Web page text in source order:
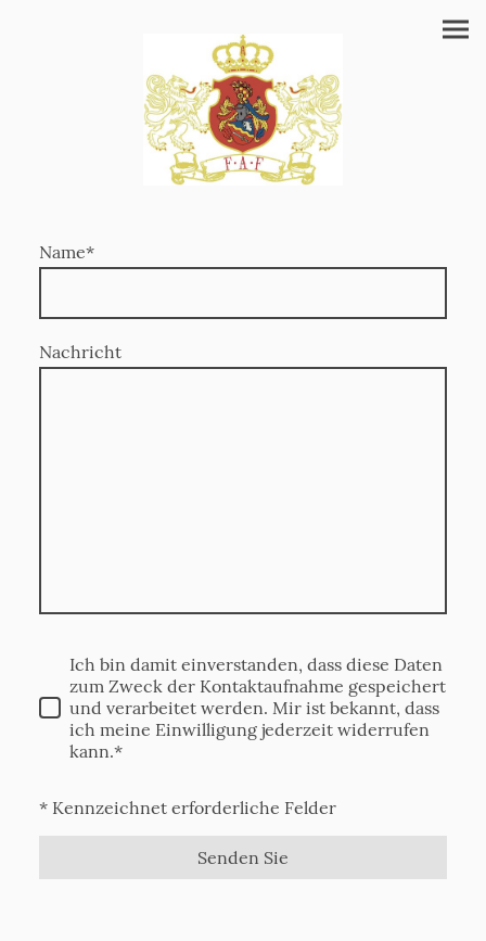
Name*
Nachricht
Ich bin damit einverstanden, dass diese Daten
zum Zweck der Kontaktaufnahme gespeichert
und verarbeitet werden. Mir ist bekannt, dass
ich meine Einwilligung jederzeit widerrufen
kann.*
* Kennzeichnet erforderliche Felder
Senden Sie